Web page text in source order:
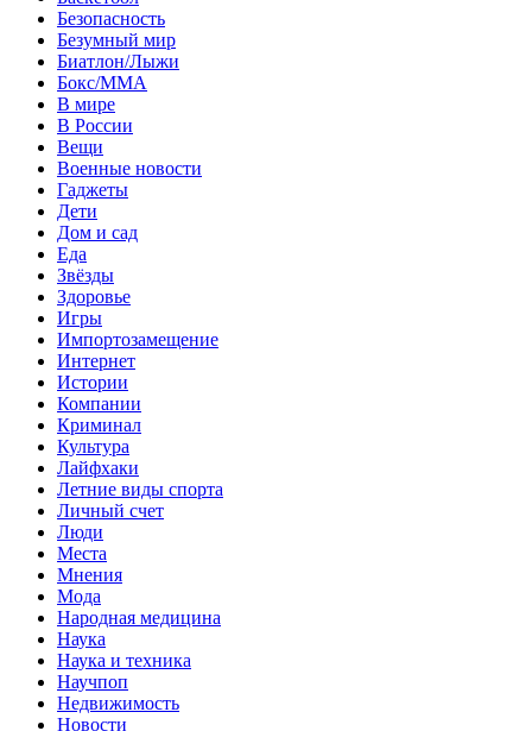
Безопасность
Безумный мир
Биатлон/Лыжи
Бокс/MMA
В мире
В России
Вещи
Военные новости
Гаджеты
Дети
Дом и сад
Еда
Звёзды
Здоровье
Игры
Импортозамещение
Интернет
Истории
Компании
Криминал
Культура
Лайфхаки
Летние виды спорта
Личный счет
Люди
Места
Мнения
Мода
Народная медицина
Наука
Наука и техника
Научпоп
Недвижимость
Новости